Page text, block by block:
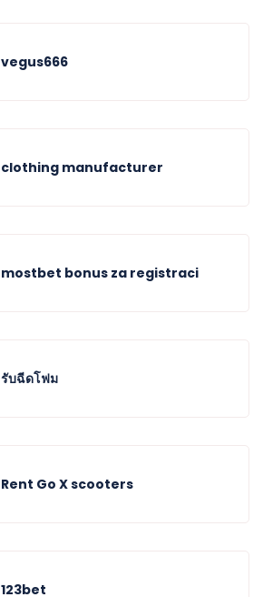
vegus666
clothing manufacturer
mostbet bonus za registraci
รับฉีดโฟม
Rent Go X scooters
123bet